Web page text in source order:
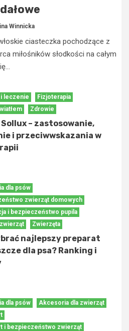
Winnicka
ciasteczka pochodzące z
miłośników słodkości na całym
leczenie
Fizjoterapia
Zdrowie
Sollux – zastosowanie,
i przeciwwskazania w
dla psów
zwierząt domowych
i bezpieczeństwo pupila
Zwierzęta
najlepszy preparat
dla psa? Ranking i
dla psów
Akcesoria dla zwierząt
i bezpieczeństwo zwierząt